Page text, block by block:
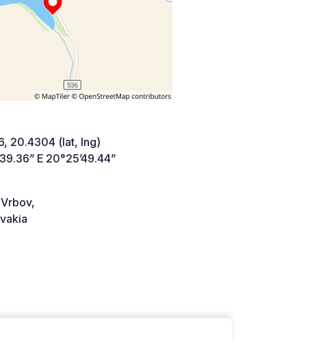
20.4304 (lat, lng)
E 20°25’49.44”